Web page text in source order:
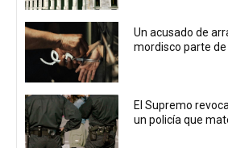
Un acusado de
mordisco parte de
El Supremo
un policía que mató